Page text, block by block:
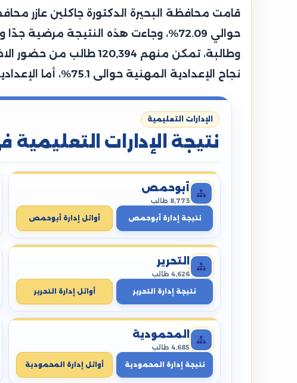
نجاح الإعدادية المهنية حوالى 75.1%، أما الإعدادية الصم وضعاف السمع حوالي 88.5%، بينما سجلت إعدادية المكفوفين نسبة 88.9%.
الإدارات التعليمية
نتيجة الإدارات التعليمية
أبوحمص
8,773 طالب
نتيجة إدارة أبوحمص أوائل إدارة أبوحمص
التحرير
4,626 طالب
نتيجة إدارة التحرير أوائل إدارة التحرير
المحمودية
4,685 طالب
نتيجة إدارة المحمودية أوائل إدارة المحمودية